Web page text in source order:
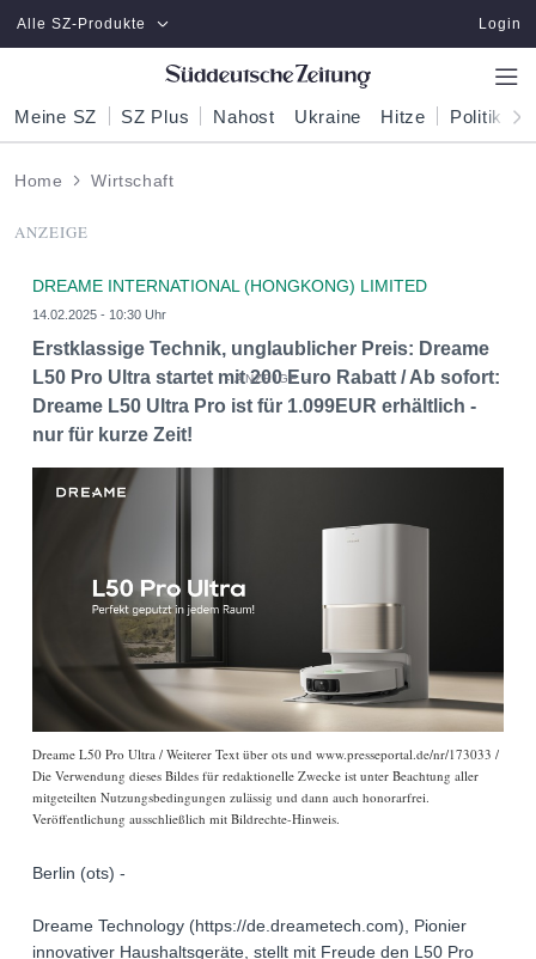
Zum Hauptinhalt springen
Alle SZ-Produkte Login
Meine SZ SZ Plus Nahost Ukraine Hitze Politik
Home Wirtschaft
ANZEIGE
DREAME INTERNATIONAL (HONGKONG) LIMITED
14.02.2025 - 10:30 Uhr
Erstklassige Technik, unglaublicher Preis: Dreame
L50 Pro Ultra startet mit 200 Euro Rabatt / Ab sofort:
Dreame L50 Ultra Pro ist für 1.099EUR erhältlich -
nur für kurze Zeit!
Dreame L50 Pro Ultra / Weiterer Text über ots und www.presseportal.de/nr/173033 /
Die Verwendung dieses Bildes für redaktionelle Zwecke ist unter Beachtung aller
mitgeteilten Nutzungsbedingungen zulässig und dann auch honorarfrei.
Veröffentlichung ausschließlich mit Bildrechte-Hinweis.
Berlin (ots) -
Dreame Technology (https://de.dreametech.com), Pionier
innovativer Haushaltsgeräte, stellt mit Freude den L50 Pro